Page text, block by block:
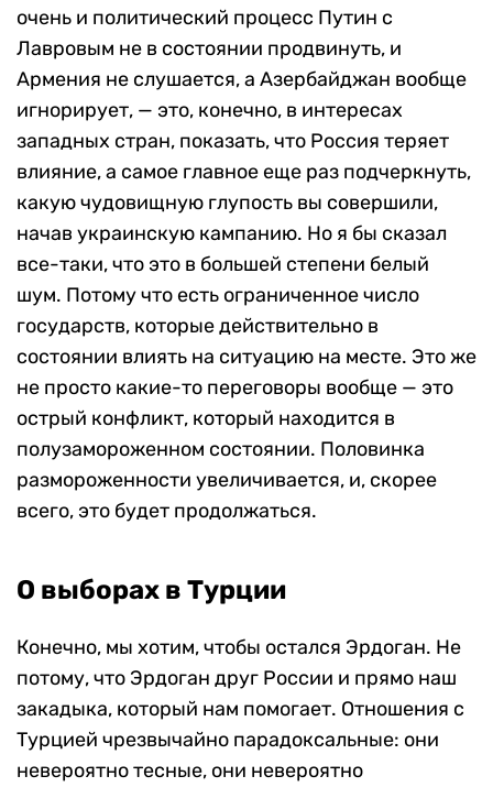
очень и политический процесс Путин с
Лавровым не в состоянии продвинуть, и
Армения не слушается, а Азербайджан вообще
игнорирует, — это, конечно, в интересах
западных стран, показать, что Россия теряет
влияние, а самое главное еще раз подчеркнуть,
какую чудовищную глупость вы совершили,
начав украинскую кампанию. Но я бы сказал
все-таки, что это в большей степени белый
шум. Потому что есть ограниченное число
государств, которые действительно в
состоянии влиять на ситуацию на месте. Это же
не просто какие-то переговоры вообще — это
острый конфликт, который находится в
полузамороженном состоянии. Половинка
размороженности увеличивается, и, скорее
всего, это будет продолжаться.
О выборах в Турции
Конечно, мы хотим, чтобы остался Эрдоган. Не
потому, что Эрдоган друг России и прямо наш
закадыка, который нам помогает. Отношения с
Турцией чрезвычайно парадоксальные: они
невероятно тесные, они невероятно